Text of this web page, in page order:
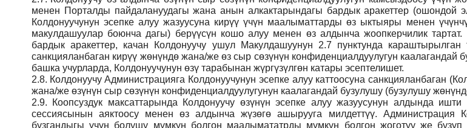
менен Порталды пайдалануудагы жана анын алкактарындагы бардык аракеттер (ошондой
Колдонуучунун эсепке алуу жазуусуна кирүү үчүн маалыматтарды өз ыктыяры менен
макулдашуулар боюнча дагы) берүүсүн кошо алуу менен өз алдынча жоопкерчилик
бардык аракеттер, качан Колдонуучу ушул Макулдашуунун 2.7 пунктунда караштырылган
санкцияланбаган кирүү жөнүндө жана/же өз сыр сөзүнүн конфиденциалдуулугун каалагандай
башка учурларда, Колдонуучунун өзү тарабынан жүргүзүлгөн катары эсептелишет.
2.8. Колдонуучу Администрацияга Колдонуучунун эсепке алуу каттоосуна санкцияланбаган
жана/же өзүнүн сыр сөзүнүн конфиденциалдуулугунун каалагандай бузулушу (бузулушу
2.9. Коопсуздук максаттарында Колдонуучу өзүнүн эсепке алуу жазуусунун алдында
сессиясынын аяктоосу менен өз алдынча жүзөгө ашырууга милдеттүү. Администрация
бузгандыгы үчүн болушу мүмкүн болгон маалымататрды мүмкүн болгон жоготуу же